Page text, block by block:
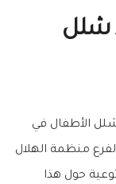
شلل
الأطفال في
منظمة الهلال
حول هذا